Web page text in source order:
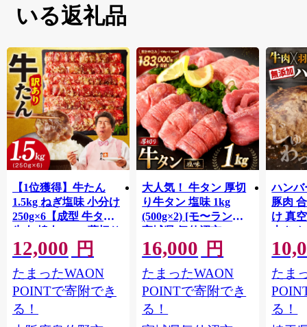
いる返礼品
【1位獲得】牛たん
1.5kg ねぎ塩味 小分け
250g×6【成型 牛タン
牛肉 焼肉 BBQ 薄切り
ぎゅうたん スライス
訳あり サイズ不揃
い】 G4721
12,000 円
たまったWAON
POINTで寄附でき
る！
大人気！ 牛タン 厚切
り牛タン 塩味 1kg
(500g×2) [モ〜ランド
宮城県 気仙沼市
20564660] 肉 牛肉 精肉
牛たん 牛タン塩 牛た
ん塩 冷凍 焼肉 BBQ ア
ウトドア バーベキュ
ー 厚切り タン
16,000 円
たまったWAON
POINTで寄附でき
る！
ハンバ
豚肉
け 真
大き
保存
淡路島
ポーク
き肉
ず 惣
まみ
たま
る！